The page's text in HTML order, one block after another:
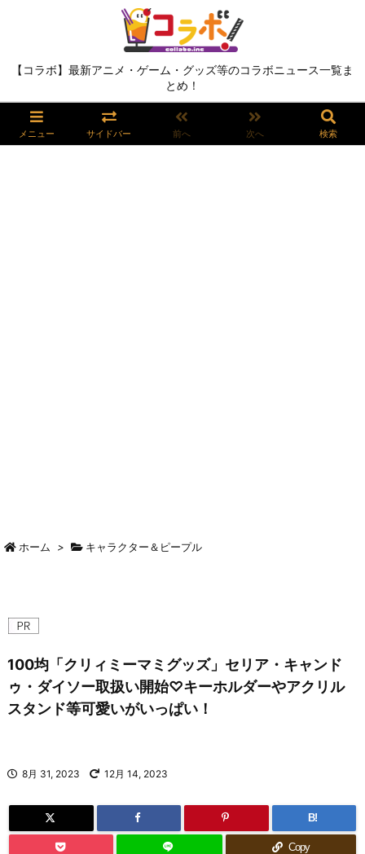
【コラボ】最新アニメ・ゲーム・グッズ等のコラボニュース一覧ま
とめ！
メニュー サイドバー 前へ 次へ 検索
ホーム > キャラクター＆ピープル
100均「クリィミーマミグッズ」セリア・キャンド
ゥ・ダイソー取扱い開始♡キーホルダーやアクリル
スタンド等可愛いがいっぱい！
8月 31, 2023 12月 14, 2023
B!
Copy